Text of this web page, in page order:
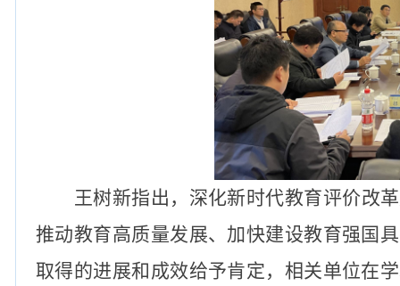
王树新指出，深化新时代教育评价改
推动教育高质量发展、加快建设教育强国
取得的进展和成效给予肯定，相关单位在